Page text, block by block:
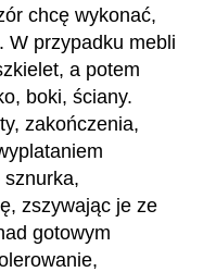
chcę wykonać,
W przypadku mebli
a potem
boki, ściany.
zakończenia,
sznurka,
zszywając je ze
gotowym